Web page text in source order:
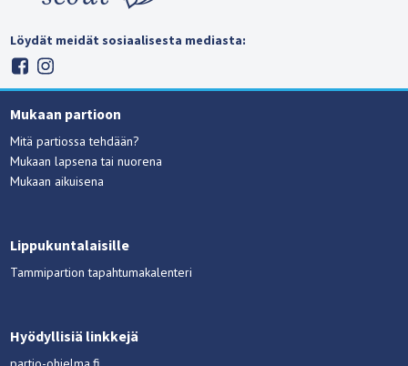
Löydät meidät sosiaalisesta mediasta:
Mukaan partioon
Mitä partiossa tehdään?
Mukaan lapsena tai nuorena
Mukaan aikuisena
Lippukuntalaisille
Tammipartion tapahtumakalenteri
Hyödyllisiä linkkejä